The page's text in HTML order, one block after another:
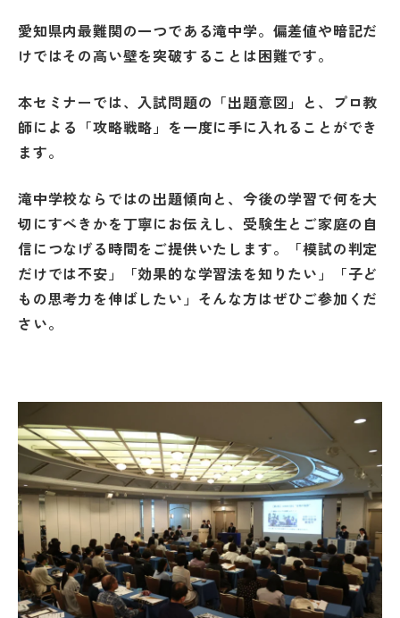
愛知県内最難関の一つである滝中学。偏差値や暗記だ
けではその高い壁を突破することは困難です。
本セミナーでは、入試問題の「出題意図」と、プロ教
師による「攻略戦略」を一度に手に入れることができ
ます。
滝中学校ならではの出題傾向と、今後の学習で何を大
切にすべきかを丁寧にお伝えし、受験生とご家庭の自
信につなげる時間をご提供いたします。「模試の判定
だけでは不安」「効果的な学習法を知りたい」「子ど
もの思考力を伸ばしたい」そんな方はぜひご参加くだ
さい。